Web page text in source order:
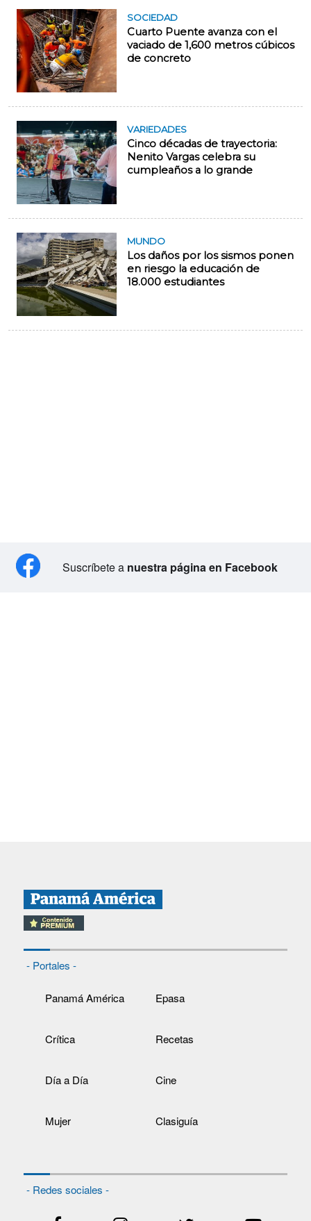
SOCIEDAD
Cuarto Puente avanza con el
vaciado de 1,600 metros cúbicos
de concreto
VARIEDADES
Cinco décadas de trayectoria:
Nenito Vargas celebra su
cumpleaños a lo grande
MUNDO
Los daños por los sismos ponen
en riesgo la educación de
18.000 estudiantes
Suscríbete a nuestra página en Facebook
- Portales -
Panamá América Epasa
Crítica Recetas
Día a Día Cine
Mujer Clasiguía
- Redes sociales -